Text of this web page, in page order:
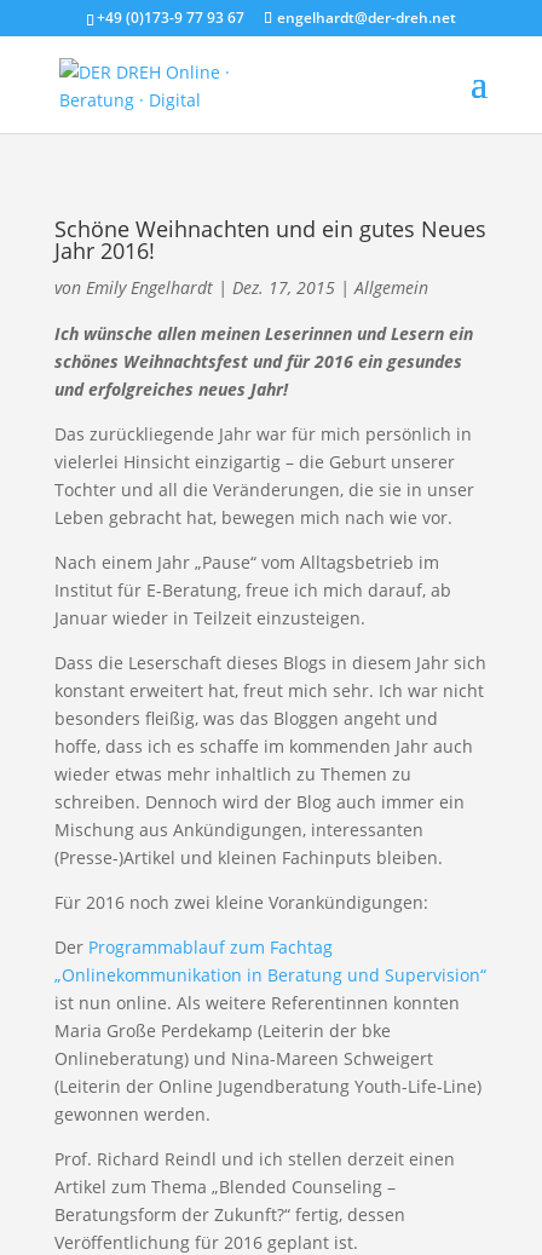
+49 (0)173-9 77 93 67 engelhardt@der-dreh.net
Schöne Weihnachten und ein gutes Neues
Jahr 2016!
von Emily Engelhardt| Dez. 17, 2015|Allgemein
Ich wünsche allen meinen Leserinnen und Lesern ein
schönes Weihnachtsfest und für 2016 ein gesundes
und erfolgreiches neues Jahr!
Das zurückliegende Jahr war für mich persönlich in
vielerlei Hinsicht einzigartig – die Geburt unserer
Tochter und all die Veränderungen, die sie in unser
Leben gebracht hat, bewegen mich nach wie vor.
Nach einem Jahr „Pause“ vom Alltagsbetrieb im
Institut für E-Beratung, freue ich mich darauf, ab
Januar wieder in Teilzeit einzusteigen.
Dass die Leserschaft dieses Blogs in diesem Jahr sich
konstant erweitert hat, freut mich sehr. Ich war nicht
besonders fleißig, was das Bloggen angeht und
hoffe, dass ich es schaffe im kommenden Jahr auch
wieder etwas mehr inhaltlich zu Themen zu
schreiben. Dennoch wird der Blog auch immer ein
Mischung aus Ankündigungen, interessanten
(Presse-)Artikel und kleinen Fachinputs bleiben.
Für 2016 noch zwei kleine Vorankündigungen:
Der Programmablauf zum Fachtag
„Onlinekommunikation in Beratung und Supervision“
ist nun online. Als weitere Referentinnen konnten
Maria Große Perdekamp (Leiterin der bke
Onlineberatung) und Nina-Mareen Schweigert
(Leiterin der Online Jugendberatung Youth-Life-Line)
gewonnen werden.
Prof. Richard Reindl und ich stellen derzeit einen
Artikel zum Thema „Blended Counseling –
Beratungsform der Zukunft?“ fertig, dessen
Veröffentlichung für 2016 geplant ist.